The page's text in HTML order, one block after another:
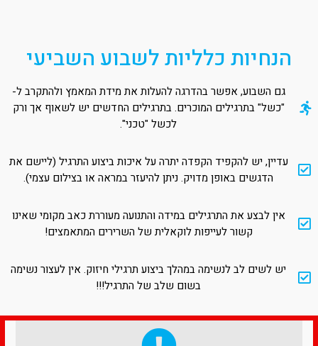
הנחיות כלליות לשבוע השביעי
גם השבוע, אפשר בהדרגה להעלות את מידת המאמץ ולהתקרב ל-
"כשל" בתרגילים המוכרים. בתרגילים החדשים יש לשאוף אך ורק
לכשל "טכני".
עדיין, יש להקפיד הקפדה יתרה על איכות ביצוע התרגיל (ליישם את
הדגשים באופן מדויק. ניתן להיעזר במראה או בצילום עצמי).
אין לבצע את התרגילים במידה והתנועה מעוררת כאב מקומי שאינו
קשור לעייפות לוקאלית של השרירים המתאמצים!
יש לשים לב לנשימה במהלך ביצוע תרגילי חיזוק. אין לעצור נשימה
בשום שלב של התרגיל!!!